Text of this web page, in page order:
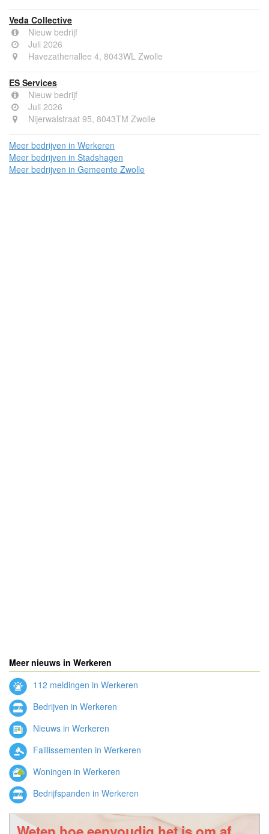
Veda Collective
Nieuw bedrijf
Juli 2026
Havezathenallee 4, 8043WL Zwolle
ES Services
Nieuw bedrijf
Juli 2026
Nijerwalstraat 95, 8043TM Zwolle
Meer bedrijven in Werkeren
Meer bedrijven in Stadshagen
Meer bedrijven in Gemeente Zwolle
Meer nieuws in Werkeren
112 meldingen in Werkeren
Bedrijven in Werkeren
Nieuws in Werkeren
Faillissementen in Werkeren
Woningen in Werkeren
Bedrijfspanden in Werkeren